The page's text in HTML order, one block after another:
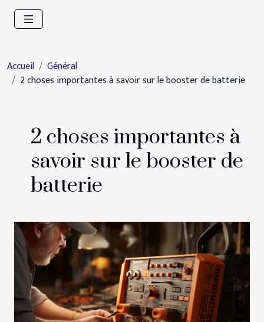
Accueil
Général
2 choses importantes à savoir sur le booster de batterie
2 choses importantes à
savoir sur le booster de
batterie